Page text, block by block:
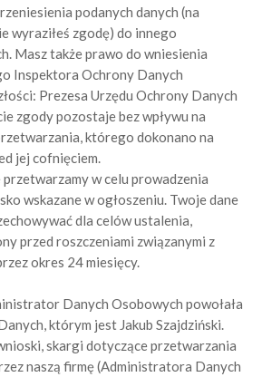
podanych danych (na
wyraziłeś zgodę) do innego
Masz także prawo do wniesienia
Inspektora Ochrony Danych
Prezesa Urzędu Ochrony Danych
zgody pozostaje bez wpływu na
którego dokonano na
jej cofnięciem.
w celu prowadzenia
wskazane w ogłoszeniu. Twoje dane
dla celów ustalenia,
przed roszczeniami związanymi z
okres 24 miesięcy.
Danych Osobowych powołała
którym jest Jakub Szajdziński.
skargi dotyczące przetwarzania
naszą firmę (Administratora Danych